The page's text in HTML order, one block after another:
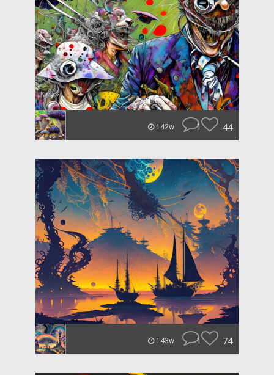
142w 1 44
143w 1 74